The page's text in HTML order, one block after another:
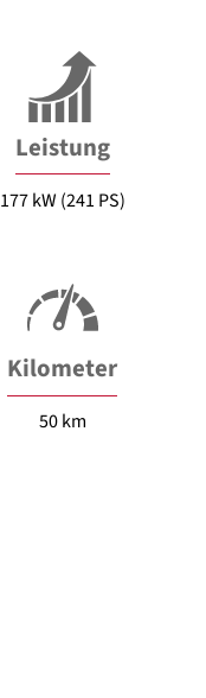
Leistung
177 kW (241 PS)
Kilometer
50 km